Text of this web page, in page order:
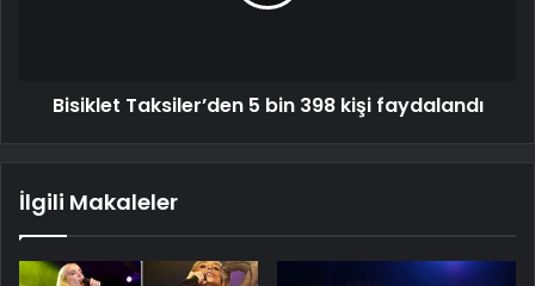
Bisiklet Taksiler’den 5 bin 398 kişi faydalandı
İlgili Makaleler